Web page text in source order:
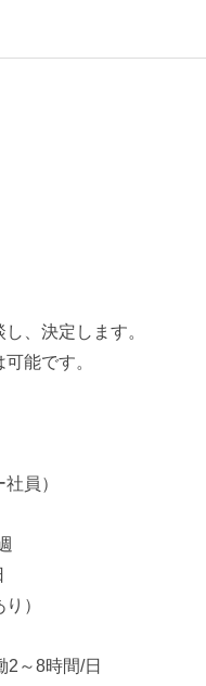
、決定します。
能です。
員）
）
～8時間/日